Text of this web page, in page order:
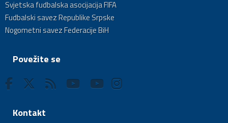
Svjetska fudbalska asocijacija FIFA
Fudbalski savez Republike Srpske
Nogometni savez Federacije BiH
Povežite se
Kontakt